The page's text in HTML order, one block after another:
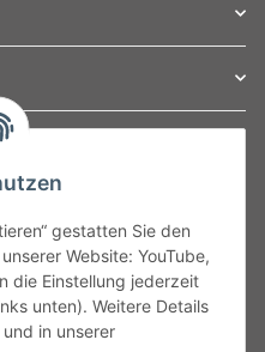
gestatten Sie den
Website: YouTube,
die Einstellung jederzeit
unten). Weitere Details
und in unserer